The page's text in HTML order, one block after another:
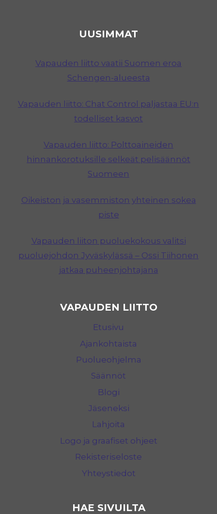
UUSIMMAT
Vapauden liitto vaatii Suomen eroa
Schengen-alueesta
Vapauden liitto: Chat Control paljastaa EU:n
todelliset kasvot
Vapauden liitto: Polttoaineiden
hinnankorotuksille selkeät pelisäännöt
Suomeen
Oikeiston ja vasemmiston yhteinen sokea
piste
Vapauden liiton puoluekokous valitsi
puoluejohdon Jyväskylässä – Ossi Tiihonen
jatkaa puheenjohtajana
VAPAUDEN LIITTO
Etusivu
Ajankohtaista
Puolueohjelma
Säännöt
Blogi
Jäseneksi
Lahjoita
Logo ja graafiset ohjeet
Rekisteriseloste
Yhteystiedot
HAE SIVUILTA